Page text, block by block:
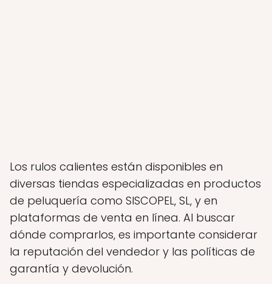
Los rulos calientes están disponibles en
diversas tiendas especializadas en productos
de peluquería como SISCOPEL, SL, y en
plataformas de venta en línea. Al buscar
dónde comprarlos, es importante considerar
la reputación del vendedor y las políticas de
garantía y devolución.